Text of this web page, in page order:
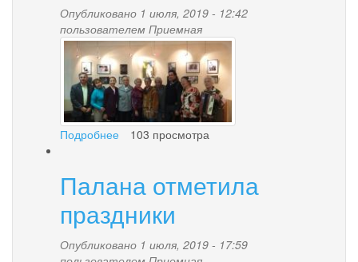
Опубликовано 1 июля, 2019 - 12:42
пользователем Приемная
20190627_1657321.jpg
Подробнее
корякской
культуры
103 просмотра
Палана отметила
праздники
Опубликовано 1 июля, 2019 - 17:59